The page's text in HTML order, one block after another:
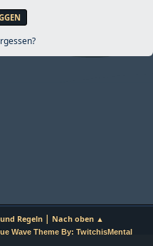
Regeln| Nach oben ▲
Wave Theme By: TwitchisMental